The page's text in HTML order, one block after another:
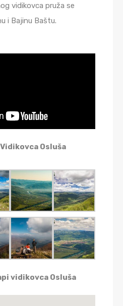
vidikovca pruža se
i Bajinu Baštu.
Osluša
vidikovca Osluša